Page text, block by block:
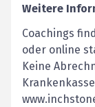
Weitere
Coachings
oder online
Keine